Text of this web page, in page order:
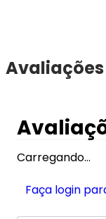
Carregando…
Faça login